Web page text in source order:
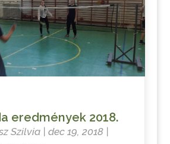
eredmények 2018.
Szilvia| dec 19, 2018|